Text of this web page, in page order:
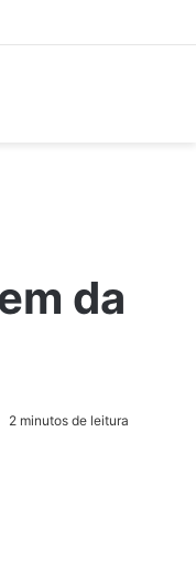
da
2 minutos de leitura